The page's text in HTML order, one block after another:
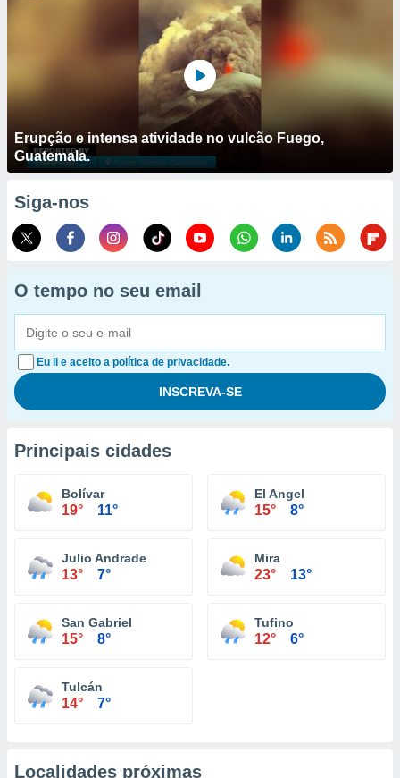
Erupção e intensa atividade no vulcão Fuego,
Guatemala.
Siga-nos
O tempo no seu email
Eu li e aceito a política de privacidade.
Principais cidades
Bolívar
19° 11°
El Angel
15° 8°
Julio Andrade
13° 7°
Mira
23° 13°
San Gabriel
15° 8°
Tufino
12° 6°
Tulcán
14° 7°
Localidades próximas